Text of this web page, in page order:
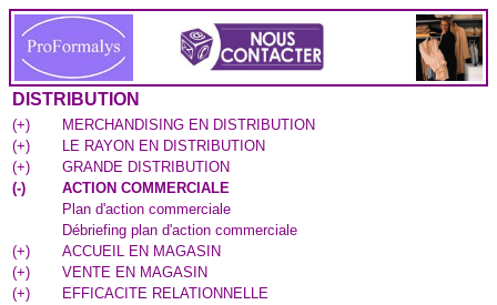
DISTRIBUTION
(+)
MERCHANDISING EN DISTRIBUTION
(+)
LE RAYON EN DISTRIBUTION
(+)
GRANDE DISTRIBUTION
(-)
ACTION COMMERCIALE
Plan d'action commerciale
Débriefing plan d'action commerciale
(+)
ACCUEIL EN MAGASIN
(+)
VENTE EN MAGASIN
(+)
EFFICACITE RELATIONNELLE